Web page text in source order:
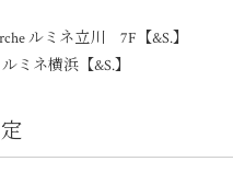
ルミネ立川 7F【&S.】
ルミネ横浜【&S.】